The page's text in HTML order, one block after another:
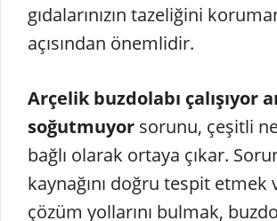
gıdalarınızın tazeliğini
açısından önemlidir.
Arçelik buzdolabı çalışıyor
soğutmuyor sorunu, çeşitli
bağlı olarak ortaya çıkar.
kaynağını doğru tespit etmek
çözüm yollarını bulmak,